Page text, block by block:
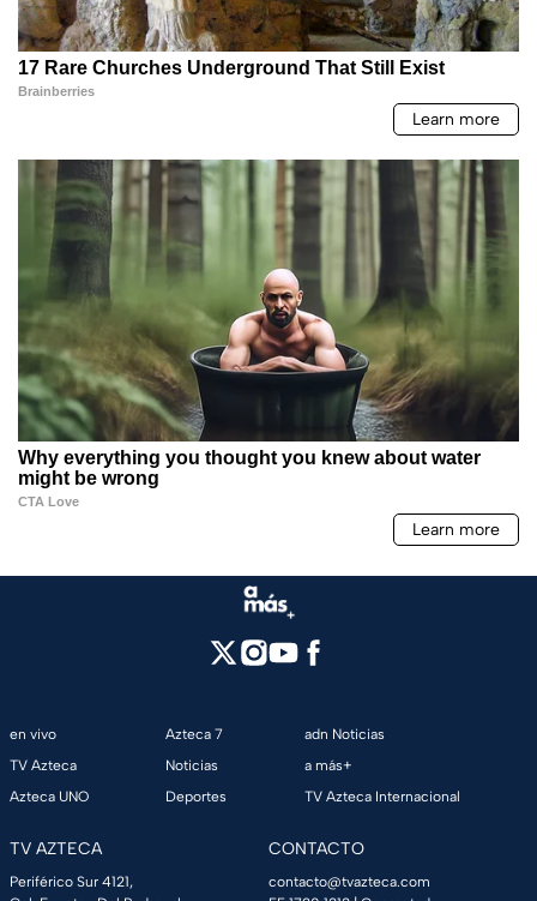
en vivo
TV Azteca
Azteca UNO
Azteca 7
Noticias
Deportes
adn Noticias
a más+
TV Azteca Internacional
TV AZTECA
Periférico Sur 4121,
CONTACTO
contacto@tvazteca.com